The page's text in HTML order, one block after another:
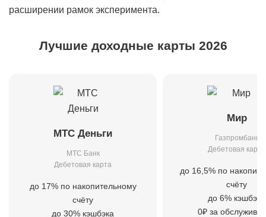
расширении рамок эксперимента.
Лучшие доходные карты 2026
МТС Деньги
МТС Банк
Дебетовая карта
до 17% по накопительному
счёту
до 30% кэшбэка
Мир
Газпромбанк
Дебетовая карта
до 16,5% по
счёту
до 6% кэшбэка
0₽ за